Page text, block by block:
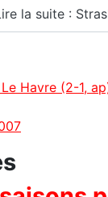
la suite :
Havre (2-1,